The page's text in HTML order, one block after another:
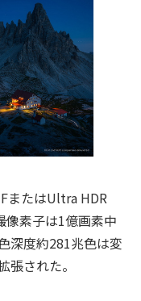
またはUltra HDR
像素子は1億画素中
深度約281兆色は変
張された。